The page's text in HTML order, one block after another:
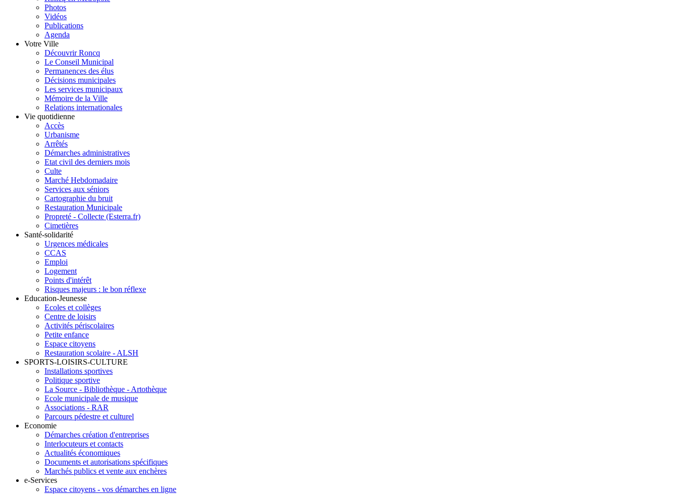
Photos
Vidéos
Publications
Agenda
Votre Ville
Découvrir Roncq
Le Conseil Municipal
Permanences des élus
Décisions municipales
Les services municipaux
Mémoire de la Ville
Relations internationales
Vie quotidienne
Accès
Urbanisme
Arrêtés
Démarches administratives
Etat civil des derniers mois
Culte
Marché Hebdomadaire
Services aux séniors
Cartographie du bruit
Restauration Municipale
Propreté - Collecte (Esterra.fr)
Cimetières
Santé-solidarité
Urgences médicales
CCAS
Emploi
Logement
Points d'intérêt
Risques majeurs : le bon réflexe
Education-Jeunesse
Ecoles et collèges
Centre de loisirs
Activités périscolaires
Petite enfance
Espace citoyens
Restauration scolaire - ALSH
SPORTS-LOISIRS-CULTURE
Installations sportives
Politique sportive
La Source - Bibliothèque - Artothèque
Ecole municipale de musique
Associations - RAR
Parcours pédestre et culturel
Economie
Démarches création d'entreprises
Interlocuteurs et contacts
Actualités économiques
Documents et autorisations spécifiques
Marchés publics et vente aux enchères
e-Services
Espace citoyens - vos démarches en ligne